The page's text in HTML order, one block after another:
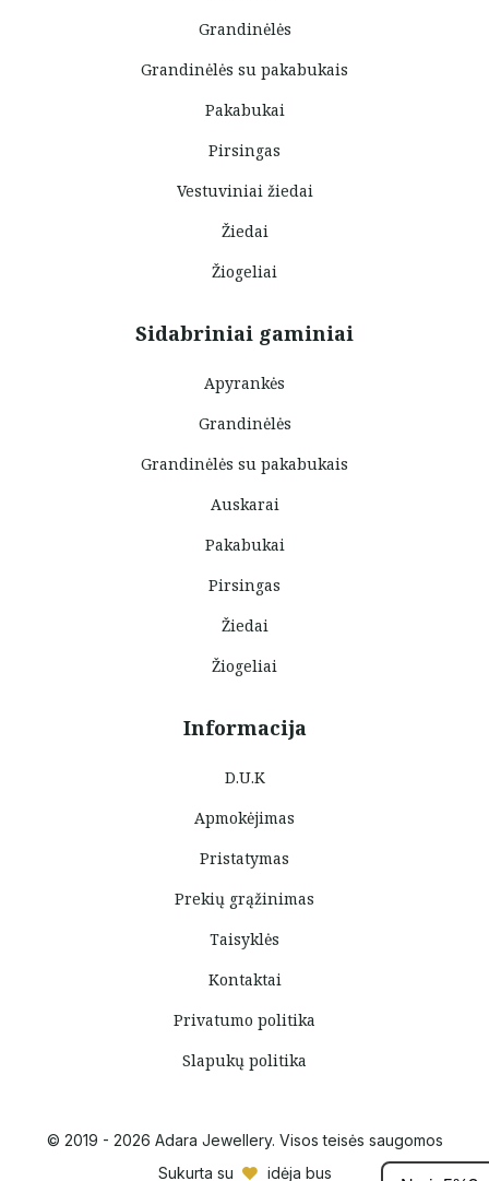
Grandinėlės
Grandinėlės su pakabukais
Pakabukai
Pirsingas
Vestuviniai žiedai
Žiedai
Žiogeliai
Sidabriniai gaminiai
Apyrankės
Grandinėlės
Grandinėlės su pakabukais
Auskarai
Pakabukai
Pirsingas
Žiedai
Žiogeliai
Informacija
D.U.K
Apmokėjimas
Pristatymas
Prekių grąžinimas
Taisyklės
Kontaktai
Privatumo politika
Slapukų politika
© 2019 - 2026 Adara Jewellery. Visos teisės saugomos
Sukurta su
idėja bus